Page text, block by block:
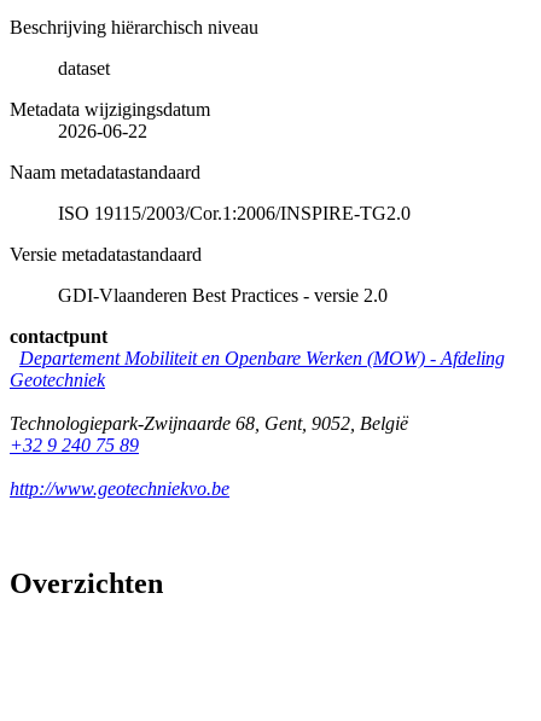
Beschrijving hiërarchisch niveau
dataset
Metadata wijzigingsdatum
2026-06-22
Naam metadatastandaard
ISO 19115/2003/Cor.1:2006/INSPIRE-TG2.0
Versie metadatastandaard
GDI-Vlaanderen Best Practices - versie 2.0
contactpunt
Departement Mobiliteit en Openbare Werken (MOW) - Afdeling
Geotechniek
Technologiepark-Zwijnaarde 68 Gent, 9052 België
+32 9 240 75 89
http://www.geotechniekvo.be
Overzichten